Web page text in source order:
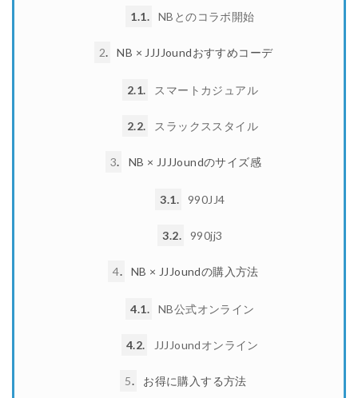
1.1 NBとのコラボ開始
2 NB × JJJJoundおすすめコーデ
2.1 スマートカジュアル
2.2 スラックススタイル
3 NB × JJJJoundのサイズ感
3.1 990JJ4
3.2 990jj3
4 NB × JJJoundの購入方法
4.1 NB公式オンライン
4.2 JJJJoundオンライン
5 お得に購入する方法